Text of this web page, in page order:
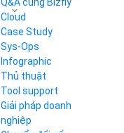
Bảng giá
Bảng giá
Kubernetes
Cloud Database
Call Center
Business Email
Simple Storage
VPN
Traffic Manager
Cloud VPS
Q&A cùng Bizfly
Cloud
Q&A về Bizfly
Cloud Server
Thao tác kết nối
tới server
Videos
Q&A về Bizfly
Business Email
Videos
Case Study
Sys-Ops
Infographic
Thủ thuật
Tool support
Giải pháp doanh
nghiệp